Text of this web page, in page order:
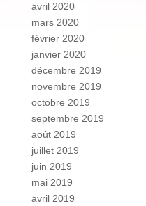
avril 2020
mars 2020
février 2020
janvier 2020
décembre 2019
novembre 2019
octobre 2019
septembre 2019
août 2019
juillet 2019
juin 2019
mai 2019
avril 2019